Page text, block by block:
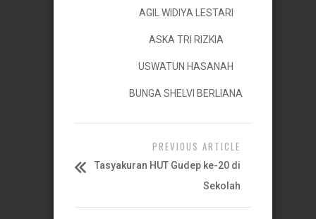
AGIL WIDIYA LESTARI
ASKA TRI RIZKIA
USWATUN HASANAH
BUNGA SHELVI BERLIANA
PREVIOUS ARTICLE
Tasyakuran HUT Gudep ke-20 di
Sekolah